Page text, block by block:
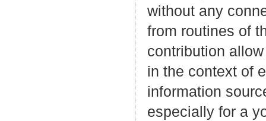
without any
from routines of
contribution
in the context of
information
especially for a